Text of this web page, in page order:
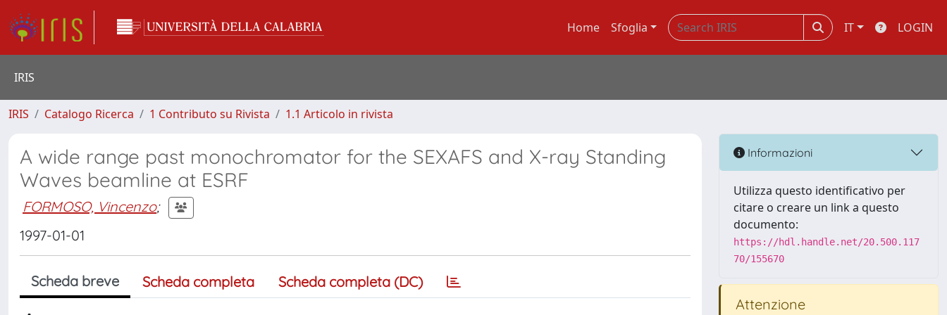
Home Sfoglia IT LOGIN
IRIS
IRIS Catalogo Ricerca 1 Contributo su Rivista 1.1 Articolo in rivista
A wide range past monochromator for the SEXAFS and X-ray Standing
Waves beamline at ESRF
FORMOSO, Vincenzo;
1997-01-01
Scheda breve Scheda completa Scheda completa (DC)
Informazioni
Utilizza questo identificativo per
citare o creare un link a questo
documento:
https://hdl.handle.net/20.500.117
70/155670
Attenzione